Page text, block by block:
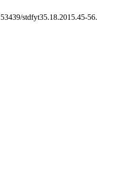
stdfyt35.18.2015.45-56.